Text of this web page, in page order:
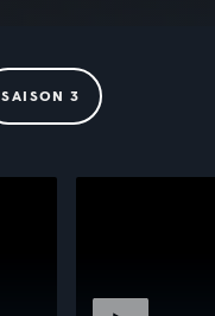
SAISON 3